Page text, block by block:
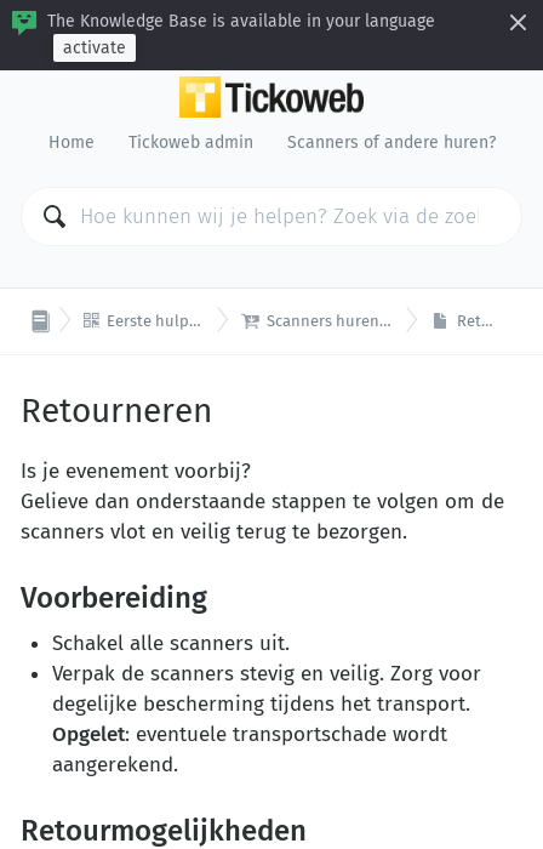
The Knowledge Base is available in your language
activate
Home Tickoweb admin Scanners of andere huren?
 Eerste hulp bij scanning  Scanners huren of retourneren Retourneren
Retourneren
Is je evenement voorbij?
Gelieve dan onderstaande stappen te volgen om de
scanners vlot en veilig terug te bezorgen.
Voorbereiding
Schakel alle scanners uit.
Verpak de scanners stevig en veilig. Zorg voor
degelijke bescherming tijdens het transport.
Opgelet: eventuele transportschade wordt
aangerekend.
Retourmogelijkheden